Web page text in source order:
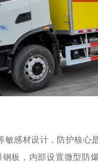
敏感材设计，防护核心
钢板，内部设置微型防